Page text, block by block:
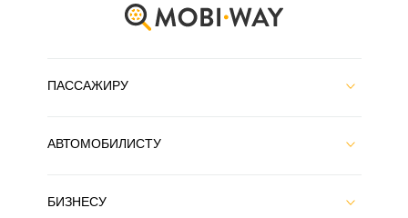
ПАССАЖИРУ
АВТОМОБИЛИСТУ
БИЗНЕСУ